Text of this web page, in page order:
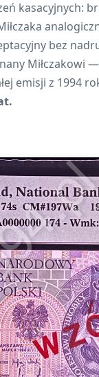
kasacyjnych:
bez
Miłczakowi
emisji z 1994